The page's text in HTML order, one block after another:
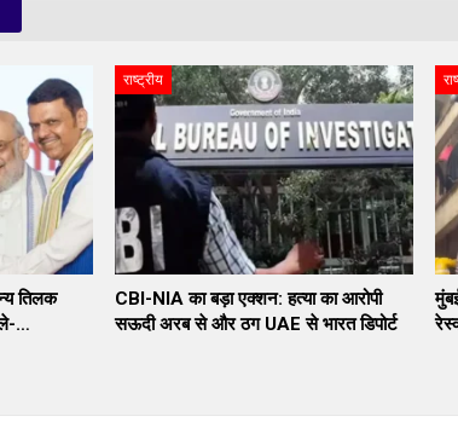
तिलक
…
राष्ट्रीय
CBI-NIA का बड़ा एक्शन: हत्या का आरोपी
सऊदी अरब से और ठग UAE से भारत डिपोर्ट